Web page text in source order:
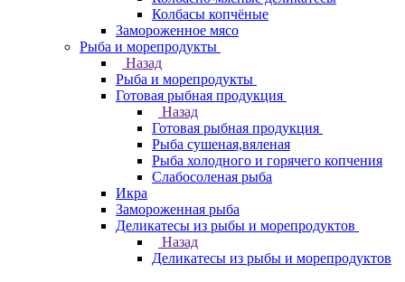
Колбасы копчёные
Замороженное мясо
Рыба и морепродукты
Назад
Рыба и морепродукты
Готовая рыбная продукция
Назад
Готовая рыбная продукция
Рыба сушеная,вяленая
Рыба холодного и горячего копчения
Слабосоленая рыба
Икра
Замороженная рыба
Деликатесы из рыбы и морепродуктов
Назад
Деликатесы из рыбы и морепродуктов